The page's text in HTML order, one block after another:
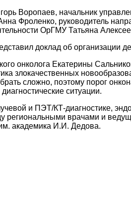
Воропаев, начальник
Фроленко, руководитель
ОрГМУ Татьяна
доклад об организации
онколога Екатерины
злокачественных
сложно, поэтому порог
ситуации.
и ПЭТ/КТ-диагностике,
региональными врачами и
академика И.И. Дедова.